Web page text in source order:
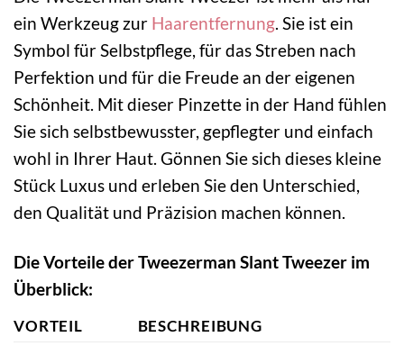
ein Werkzeug zur Haarentfernung. Sie ist ein
Symbol für Selbstpflege, für das Streben nach
Perfektion und für die Freude an der eigenen
Schönheit. Mit dieser Pinzette in der Hand fühlen
Sie sich selbstbewusster, gepflegter und einfach
wohl in Ihrer Haut. Gönnen Sie sich dieses kleine
Stück Luxus und erleben Sie den Unterschied,
den Qualität und Präzision machen können.
Die Vorteile der Tweezerman Slant Tweezer im
Überblick:
VORTEIL BESCHREIBUNG